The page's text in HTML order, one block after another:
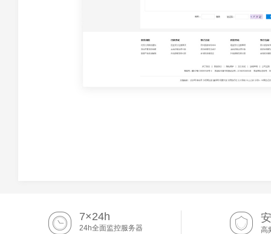
7×24h
24h全面监控服务器 高